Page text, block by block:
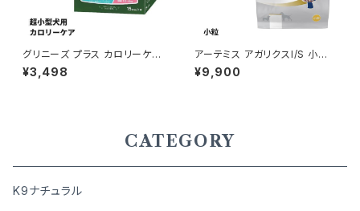
グリニーズ プラス カロリーケア
超小型犬用 ミニ 1.3〜4kg 90
本入り 4902397845959
¥3,498
アーテミス アガリクスI/S 小粒
6.8kg
¥9,900
CATEGORY
K9ナチュラル